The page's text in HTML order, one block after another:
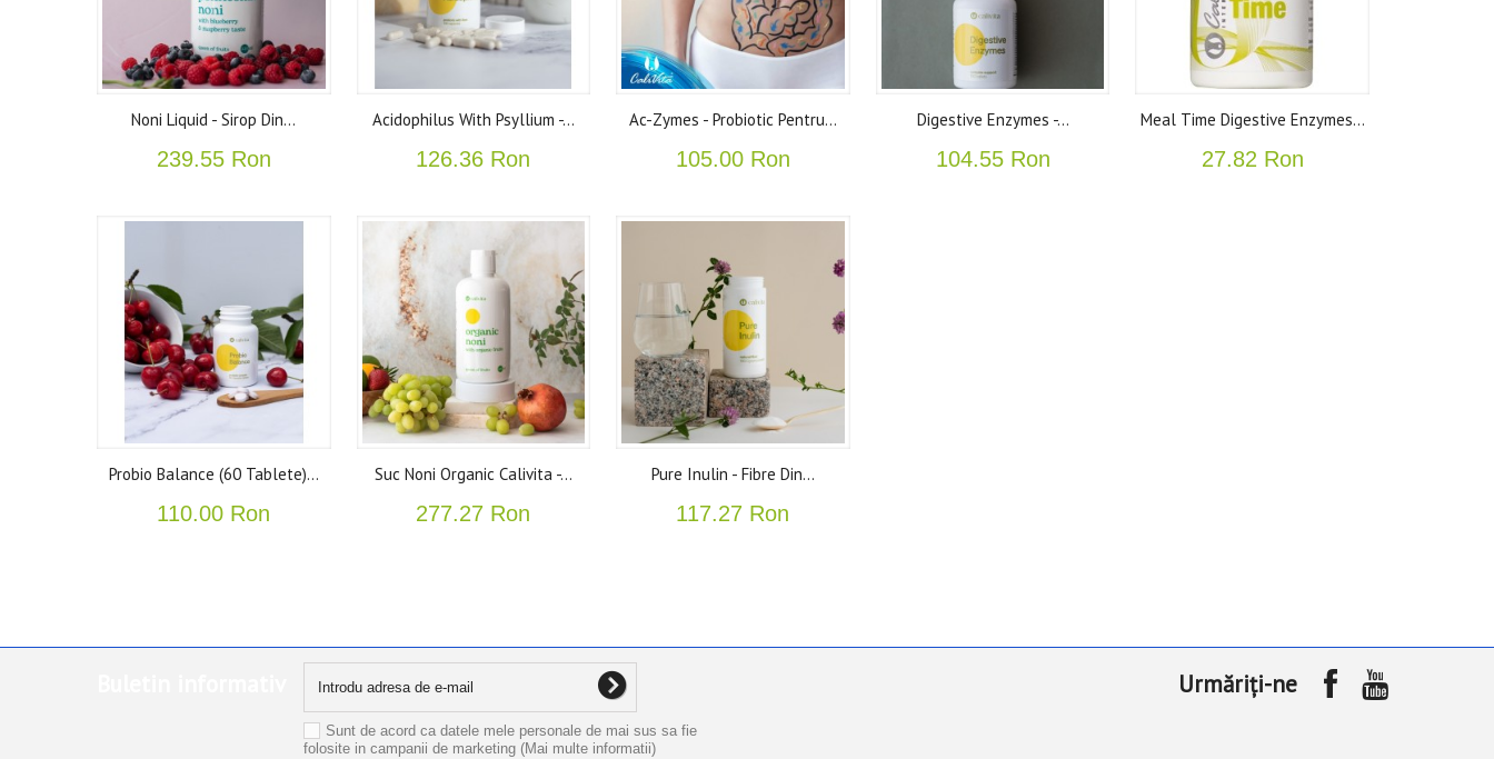
Noni Liquid - Sirop Din...
239.55 Ron
Acidophilus With Psyllium -...
126.36 Ron
Ac-Zymes - Probiotic Pentru...
105.00 Ron
Digestive Enzymes -...
104.55 Ron
Meal Time Digestive Enzymes...
27.82 Ron
Probio Balance (60 Tablete)...
110.00 Ron
Suc Noni Organic Calivita -...
277.27 Ron
Pure Inulin - Fibre Din...
117.27 Ron
Sunt de acord ca datele mele personale de mai sus sa fie
folosite in campanii de marketing (Mai multe informatii)
Urmăriți-ne